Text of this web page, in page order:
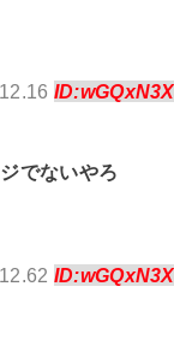
でないやろ